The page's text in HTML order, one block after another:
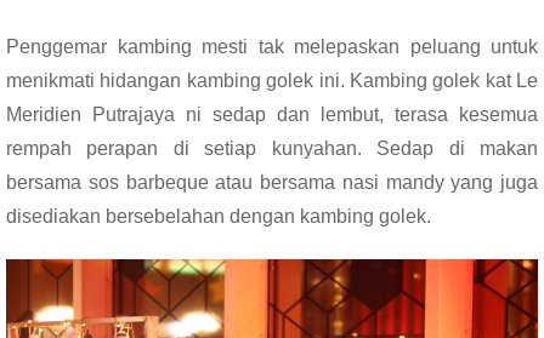
Penggemar kambing mesti tak melepaskan peluang untuk
menikmati hidangan kambing golek ini. Kambing golek kat Le
Meridien Putrajaya ni sedap dan lembut, terasa kesemua
rempah perapan di setiap kunyahan. Sedap di makan
bersama sos barbeque atau bersama nasi mandy yang juga
disediakan bersebelahan dengan kambing golek.